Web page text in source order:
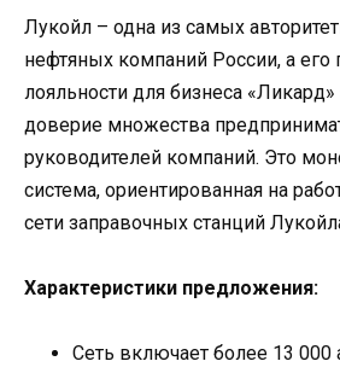
Лукойл – одна из самых
нефтяных компаний России, а его
лояльности для бизнеса
доверие множества
руководителей компаний. Это
система, ориентированная на
сети заправочных станций
Характеристики предложения:
Сеть включает более 13 000